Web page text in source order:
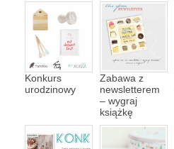
Konkurs
urodzinowy
Zabawa z
newsletterem
– wygraj
książkę